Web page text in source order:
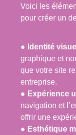
Voici les
pour créer un
● Identité
graphique et
que votre site
entreprise.
● Expérience
navigation et
offrir une
● Esthétique